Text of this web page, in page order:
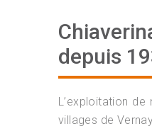
depuis
L’exploitation
villages de